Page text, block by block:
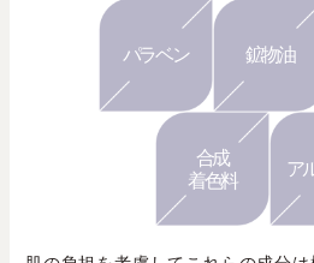
パラベン 鉱物油
合成
着色料
ア